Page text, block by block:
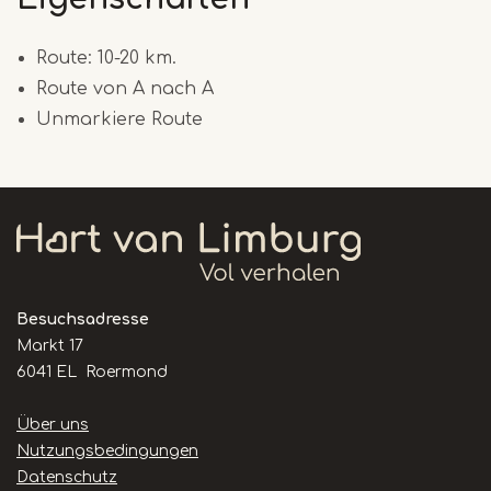
Route: 10-20 km.
Route von A nach A
Unmarkiere Route
Besuchsadresse
Markt 17
6041 EL Roermond
Handige
links
Über uns
Nutzungsbedingungen
Datenschutz